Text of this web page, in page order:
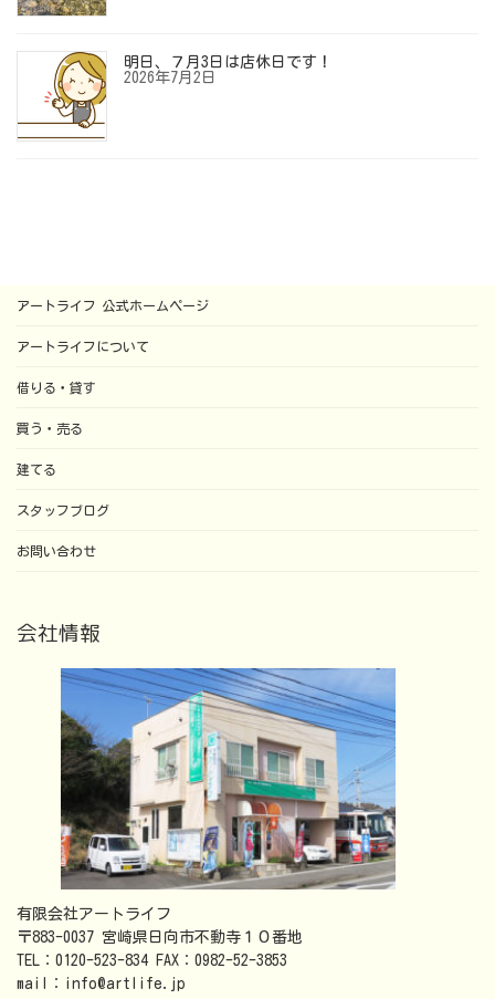
明日、７月3日は店休日です！
2026年7月2日
アートライフ 公式ホームページ
アートライフについて
借りる・貸す
買う・売る
建てる
スタッフブログ
お問い合わせ
会社情報
有限会社アートライフ
〒883-0037 宮崎県日向市不動寺１０番地
TEL：0120-523-834 FAX：0982-52-3853
mail：info@artlife.jp